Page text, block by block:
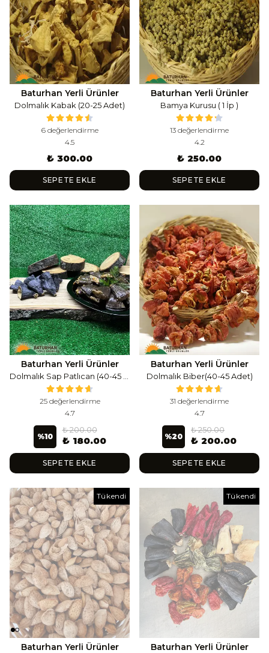
Baturhan Yerli Ürünler
Dolmalık Kabak (20-25 Adet)
6 değerlendirme
4.5
₺ 300.00
SEPETE EKLE
Baturhan Yerli Ürünler
Bamya Kurusu ( 1 İp )
13 değerlendirme
4.2
₺ 250.00
SEPETE EKLE
Baturhan Yerli Ürünler
25 değerlendirme
4.7
%10
₺ 200.00
₺ 180.00
SEPETE EKLE
Baturhan Yerli Ürünler
Dolmalık Biber(40-45 Adet)
31 değerlendirme
4.7
%20
₺ 250.00
₺ 200.00
SEPETE EKLE
Tükendi Tükendi
Baturhan Yerli Ürünler
Tükendi
Baturhan Yerli Ürünler